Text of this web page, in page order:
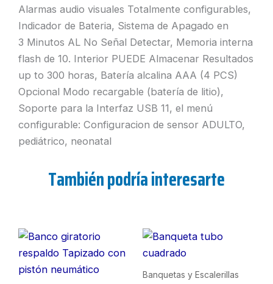
Alarmas audio visuales Totalmente configurables,
Indicador de Bateria, Sistema de Apagado en
3 Minutos AL No Señal Detectar, Memoria interna
flash de 10. Interior PUEDE Almacenar Resultados
up to 300 horas, Batería alcalina AAA (4 PCS)
Opcional Modo recargable (batería de litio),
Soporte para la Interfaz USB 11, el menú
configurable: Configuracion de sensor ADULTO,
pediátrico, neonatal
También podría interesarte
Banquetas y Escalerillas